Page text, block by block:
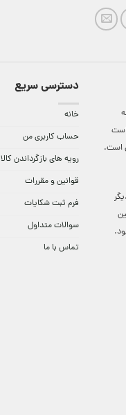
است.
18 و در دیگر
دسترسی سریع
خانه
حساب کاربری من
رویه های بازگرداندن کالا
قوانین و مقررات
فرم ثبت شکایات
سوالات متداول
تماس با ما